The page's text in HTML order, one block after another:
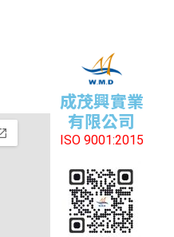
成茂興實業
有限公司
ISO 9001:2015